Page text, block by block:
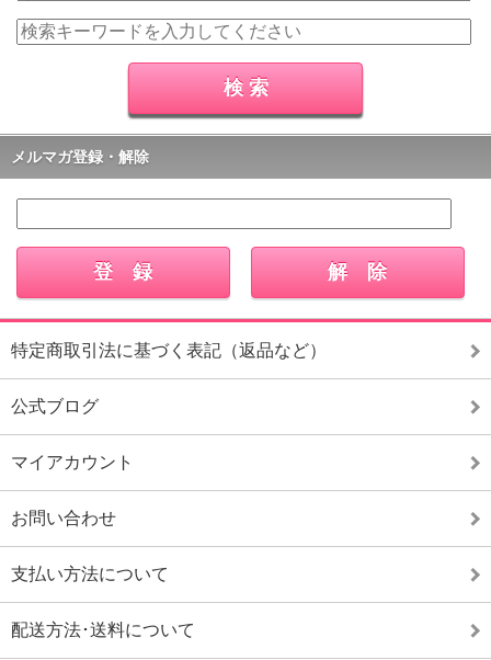
メルマガ登録・解除
特定商取引法に基づく表記（返品など）
公式ブログ
マイアカウント
お問い合わせ
支払い方法について
配送方法･送料について